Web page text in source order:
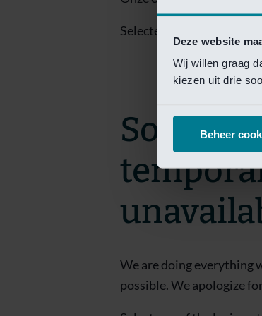
Deze website
Wij willen graag
kiezen uit drie
Beheer
Selecteer een van de
Sorry!
We are doing everything
possible. We apologize